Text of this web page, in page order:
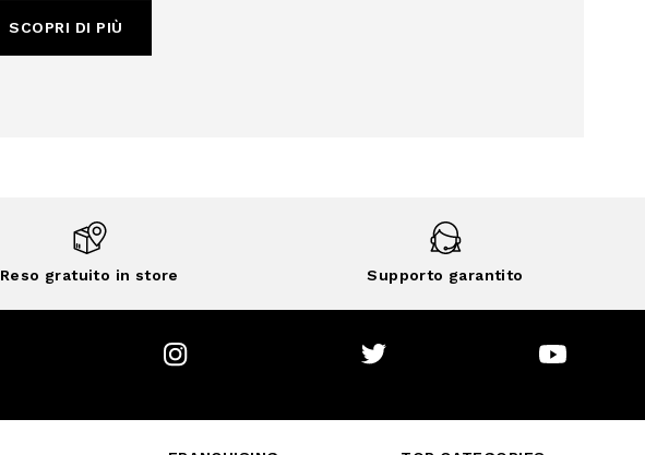
SCOPRI DI PIÙ
Reso gratuito in store Supporto garantito